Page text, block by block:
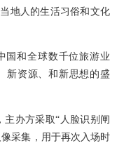
地人的生活习俗和文化
国和全球数千位旅游业
新资源、和新思想的盛
主办方采取“人脸识别闸
采集，用于再次入场时